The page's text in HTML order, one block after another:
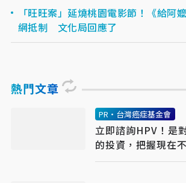
「旺旺案」延燒桃園電影節！《給阿
網抵制 文化局回應了
熱門文章
PR・台灣癌症基金會
立即諮詢HPV！是
的投資，把握現在